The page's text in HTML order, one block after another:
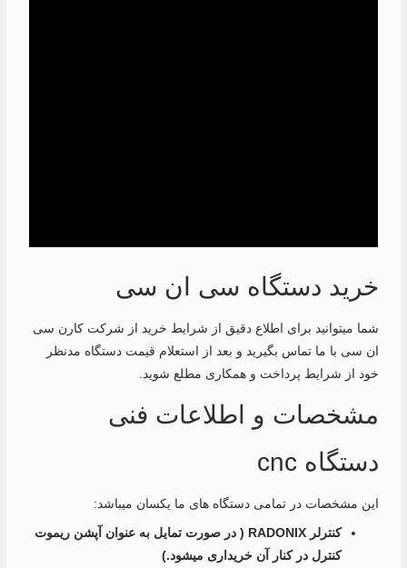
خرید دستگاه سی ان سی
شما میتوانید برای اطلاع دقیق از شرایط خرید از شرکت کارن سی
ان سی با ما تماس بگیرید و بعد از استعلام قیمت دستگاه مدنظر
خود از شرایط پرداخت و همکاری مطلع شوید.
مشخصات و اطلاعات فنی
دستگاه cnc
این مشخصات در تمامی دستگاه های ما یکسان میباشد:
کنترلر RADONIX ( در صورت تمایل به عنوان آپشن ریموت
کنترل در کنار آن خریداری میشود.)